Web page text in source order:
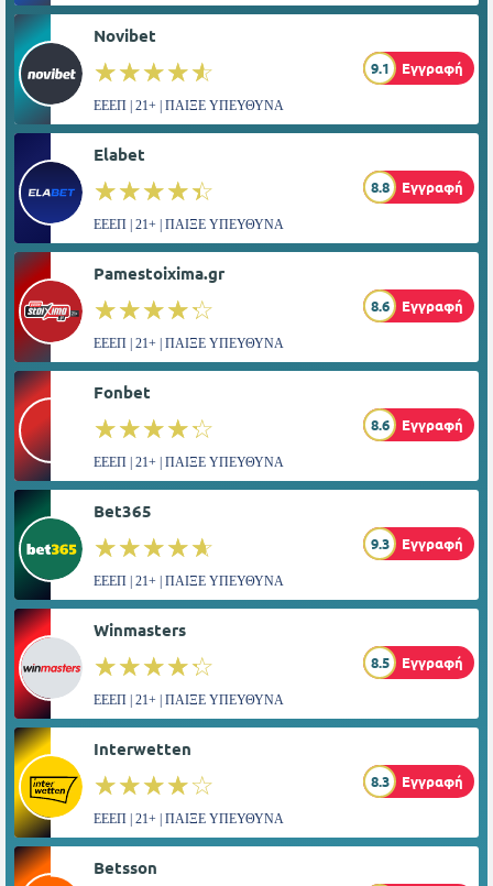
Novibet
☆☆☆☆☆
★★★★★ 9.1 Εγγραφή
ΕΕΕΠ | 21+ | ΠΑΙΞΕ ΥΠΕΥΘΥΝΑ
Elabet
☆☆☆☆☆
★★★★★ 8.8 Εγγραφή
ΕΕΕΠ | 21+ | ΠΑΙΞΕ ΥΠΕΥΘΥΝΑ
Pamestoixima.gr
☆☆☆☆☆
★★★★★ 8.6 Εγγραφή
ΕΕΕΠ | 21+ | ΠΑΙΞΕ ΥΠΕΥΘΥΝΑ
Fonbet
☆☆☆☆☆
★★★★★ 8.6 Εγγραφή
ΕΕΕΠ | 21+ | ΠΑΙΞΕ ΥΠΕΥΘΥΝΑ
Bet365
☆☆☆☆☆
★★★★★ 9.3 Εγγραφή
ΕΕΕΠ | 21+ | ΠΑΙΞΕ ΥΠΕΥΘΥΝΑ
Winmasters
☆☆☆☆☆
★★★★★ 8.5 Εγγραφή
ΕΕΕΠ | 21+ | ΠΑΙΞΕ ΥΠΕΥΘΥΝΑ
Interwetten
☆☆☆☆☆
★★★★★ 8.3 Εγγραφή
ΕΕΕΠ | 21+ | ΠΑΙΞΕ ΥΠΕΥΘΥΝΑ
Betsson